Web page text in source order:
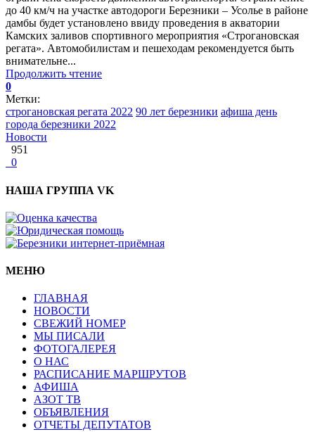
до 40 км/ч на участке автодороги Березники – Усолье в районе
дамбы будет установлено ввиду проведения в акватории
Камских заливов спортивного мероприятия «Строгановская
регата». Автомобилистам и пешеходам рекомендуется быть
внимательне...
Продолжить чтение
0
Метки:
строгановская регата 2022 90 лет березники афиша день
города березники 2022
Новости
951
0
НАША ГРУППА VK
МЕНЮ
ГЛАВНАЯ
НОВОСТИ
СВЕЖИЙ НОМЕР
МЫ ПИСАЛИ
ФОТОГАЛЕРЕЯ
О НАС
РАСПИСАНИЕ МАРШРУТОВ
АФИША
АЗОТ ТВ
ОБЪЯВЛЕНИЯ
ОТЧЕТЫ ДЕПУТАТОВ